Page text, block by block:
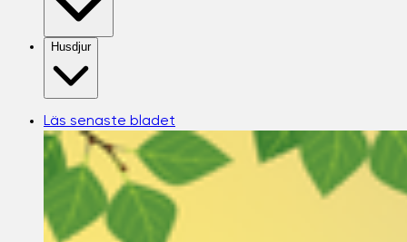
Husdjur
Läs senaste bladet